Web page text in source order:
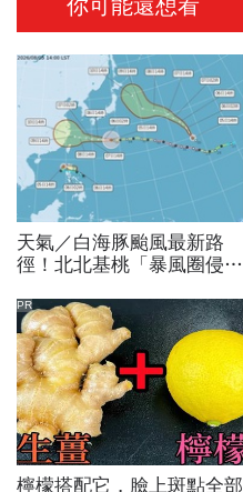
你可能還想看
天氣／白海豚颱風最新路
徑！北北基桃「暴風圈侵襲
長、三颱怎麼走，10日報
先看
檸檬搭配它，臉上斑點全部
PR